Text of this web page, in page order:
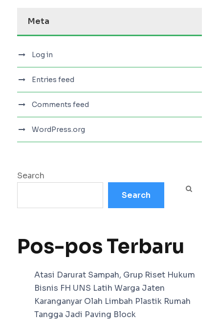
Meta
Log in
Entries feed
Comments feed
WordPress.org
Search
Search
Pos-pos Terbaru
Atasi Darurat Sampah, Grup Riset Hukum
Bisnis FH UNS Latih Warga Jaten
Karanganyar Olah Limbah Plastik Rumah
Tangga Jadi Paving Block